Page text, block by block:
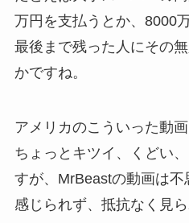
万円を支払うとか、8000
最後まで残った人にその
かですね。
アメリカのこういった動
ちょっとキツイ、くどい
すが、MrBeastの動画は
感じられず、抵抗なく見ら